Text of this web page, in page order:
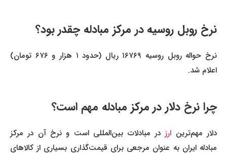
نرخ روبل روسیه در مرکز مبادله چقدر بود؟
نرخ حواله روبل روسیه ۱۶۷۶۹ ریال (حدود ۱ هزار و ۶۷۶ تومان)
اعلام شد.
چرا نرخ دلار در مرکز مبادله مهم است؟
دلار مهم‌ترینارز در مبادلات بین‌المللی است و نرخ آن در مرکز
مبادله ایران به عنوان مرجعی برای قیمت‌گذاری بسیاری از کالاهای